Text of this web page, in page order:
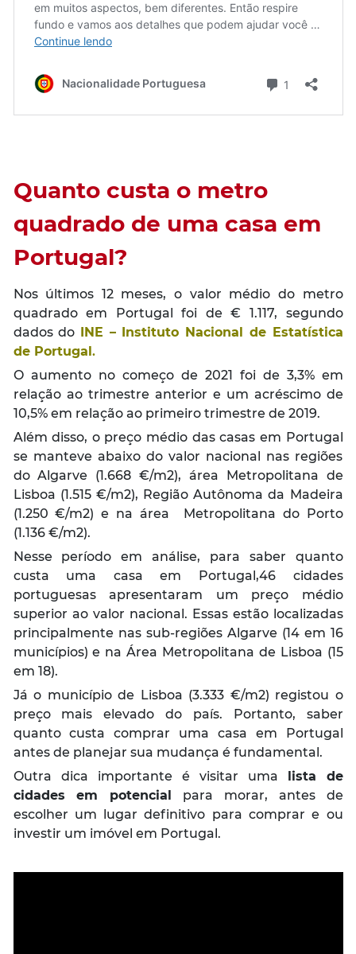
Quanto custa o metro
quadrado de uma casa em
Portugal?
Nos últimos 12 meses, o valor médio do metro
quadrado em Portugal foi de € 1.117, segundo
dados do INE – Instituto Nacional de Estatística
de Portugal.
O aumento no começo de 2021 foi de 3,3% em
relação ao trimestre anterior e um acréscimo de
10,5% em relação ao primeiro trimestre de 2019.
Além disso, o preço médio das casas em Portugal
se manteve abaixo do valor nacional nas regiões
do Algarve (1.668 €/m2), área Metropolitana de
Lisboa (1.515 €/m2), Região Autônoma da Madeira
(1.250 €/m2) e na área Metropolitana do Porto
(1.136 €/m2).
Nesse período em análise, para saber quanto
custa uma casa em Portugal,46 cidades
portuguesas apresentaram um preço médio
superior ao valor nacional. Essas estão localizadas
principalmente nas sub-regiões Algarve (14 em 16
municípios) e na Área Metropolitana de Lisboa (15
em 18).
Já o município de Lisboa (3.333 €/m2) registou o
preço mais elevado do país. Portanto, saber
quanto custa comprar uma casa em Portugal
antes de planejar sua mudança é fundamental.
Outra dica importante é visitar uma lista de
cidades em potencial para morar, antes de
escolher um lugar definitivo para comprar e ou
investir um imóvel em Portugal.